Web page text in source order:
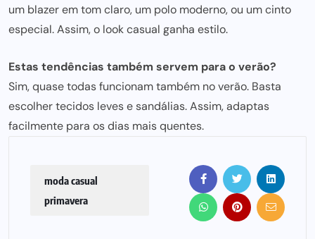
um blazer em tom claro, um polo moderno, ou um cinto
especial. Assim, o look casual ganha estilo.
Estas tendências também servem parao verão?
Sim, quase todas funcionam também no verão. Basta
escolher tecidos leves e sandálias. Assim, adaptas
facilmente para os dias maisquentes.
moda casual
primavera